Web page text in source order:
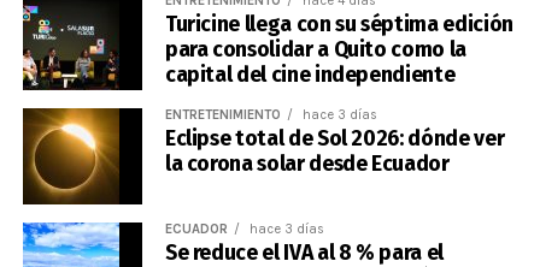
Turicine llega con su séptima edición
para consolidar a Quito como la
capital del cine independiente
ENTRETENIMIENTO hace 3 días
Eclipse total de Sol 2026: dónde ver
la corona solar desde Ecuador
ECUADOR hace 3 días
Se reduce el IVA al 8 % para el